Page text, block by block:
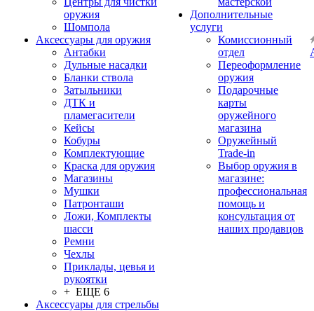
оружия
Шомпола
Аксессуары для оружия
Антабки
Дульные насадки
Бланки ствола
Затыльники
ДТК и
пламегасители
Кейсы
Кобуры
Комплектующие
Краска для оружия
Магазины
Мушки
Патронташи
Ложи, Комплекты
шасси
Ремни
Чехлы
Приклады, цевья и
рукоятки
+ ЕЩЕ 6
Аксессуары для стрельбы
Дополнительные
услуги
Комиссионный
отдел
Переоформление
оружия
Подарочные
карты
оружейного
магазина
Оружейный
Trade-in
Выбор оружия в
магазине:
профессиональная
помощь и
консультация от
наших продавцов